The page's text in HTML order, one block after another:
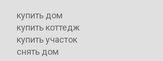
купить дом
купить коттедж
купить участок
снять дом